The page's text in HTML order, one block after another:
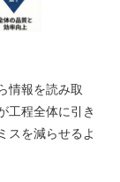
情報を読み取
工程全体に引き
スを減らせるよ